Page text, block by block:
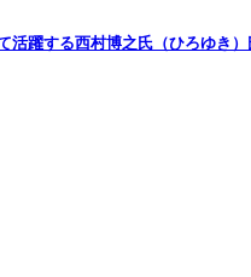
活躍する西村博之氏（ひろゆき